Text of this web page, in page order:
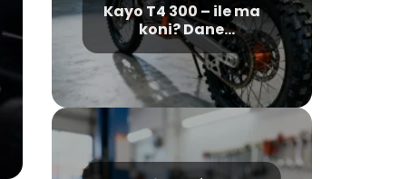
Kayo T4 300 – ile ma
koni? Dane
techniczne i osiągi